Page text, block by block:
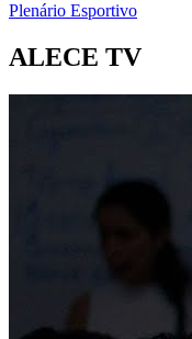
Plenário Esportivo
ALECE TV